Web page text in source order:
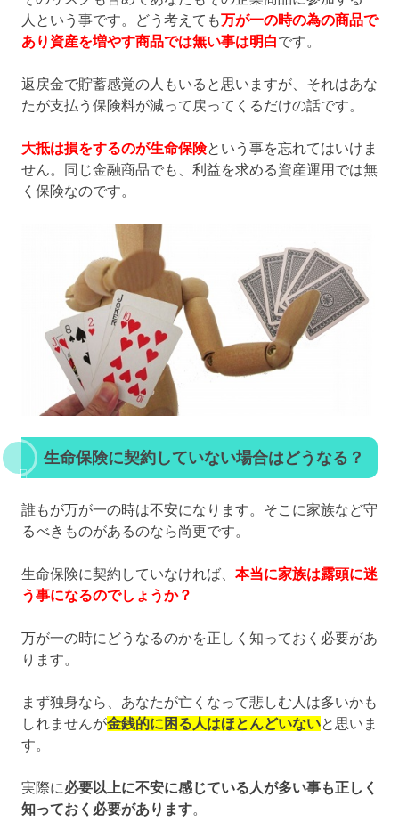
人という事です。どう考えても万が一の時の為の商品で
あり資産を増やす商品では無い事は明白です。
返戻金で貯蓄感覚の人もいると思いますが、それはあな
たが支払う保険料が減って戻ってくるだけの話です。
大抵は損をするのが生命保険という事を忘れてはいけま
せん。同じ金融商品でも、利益を求める資産運用では無
く保険なのです。
生命保険に契約していない場合はどうなる？
誰もが万が一の時は不安になります。そこに家族など守
るべきものがあるのなら尚更です。
生命保険に契約していなければ、 本当に家族は露頭に迷
う事になるのでしょうか？
万が一の時にどうなるのかを正しく知っておく必要があ
ります。
まず独身なら、あなたが亡くなって悲しむ人は多いかも
しれませんが金銭的に困る人はほとんどいないと思いま
す。
実際に必要以上に不安に感じている人が多い事も正しく
知っておく必要があります。